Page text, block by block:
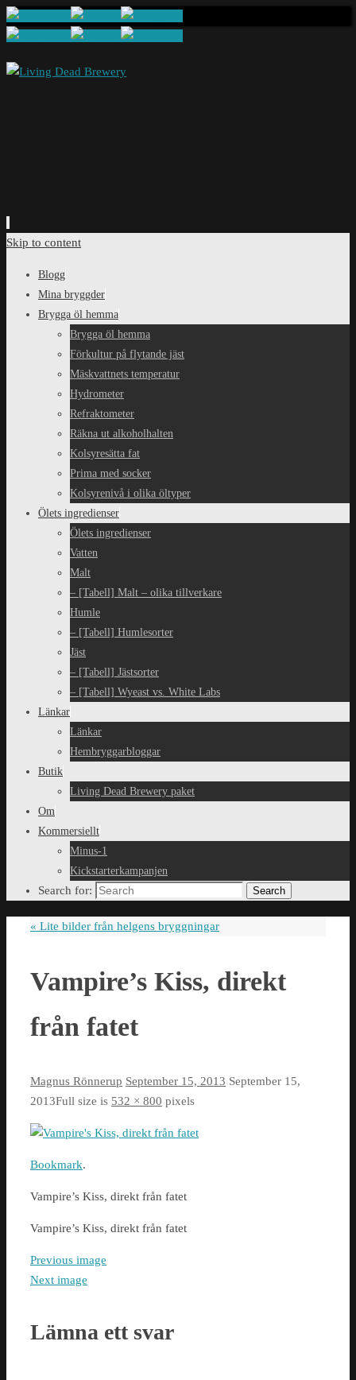
Skip to content
Blogg
Mina bryggder
Brygga öl hemma
Brygga öl hemma
Förkultur på flytande jäst
Mäskvattnets temperatur
Hydrometer
Refraktometer
Räkna ut alkoholhalten
Kolsyresätta fat
Prima med socker
Kolsyrenivå i olika öltyper
Ölets ingredienser
Ölets ingredienser
Vatten
Malt
– [Tabell] Malt – olika tillverkare
Humle
– [Tabell] Humlesorter
Jäst
– [Tabell] Jästsorter
– [Tabell] Wyeast vs. White Labs
Länkar
Länkar
Hembryggarbloggar
Butik
Living Dead Brewery paket
Om
Kommersiellt
Minus-1
Kickstarterkampanjen
Search for: Search
« Lite bilder från helgens bryggningar
Vampire’s Kiss, direkt
från fatet
Magnus Rönnerup September 15, 2013 September 15,
2013Full size is 532 × 800 pixels
Bookmark.
Vampire’s Kiss, direkt från fatet
Vampire’s Kiss, direkt från fatet
Previous image
Next image
Lämna ett svar